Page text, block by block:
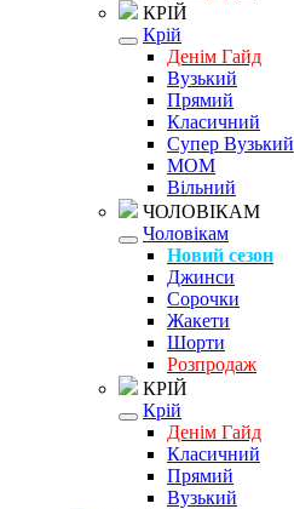
КРІЙ
Крій
Денім Гайд
Вузький
Прямий
Класичний
Супер Вузький
MOM
Вільний
ЧОЛОВІКАМ
Чоловікам
Новий сезон
Джинси
Сорочки
Жакети
Шорти
Розпродаж
КРІЙ
Крій
Денім Гайд
Класичний
Прямий
Вузький